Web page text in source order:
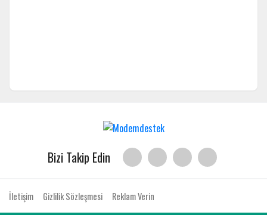
Bizi Takip Edin
İletişim Gizlilik Sözleşmesi Reklam Verin